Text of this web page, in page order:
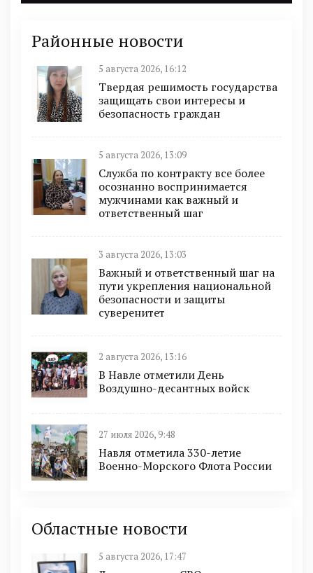
Районные новости
5 августа 2026, 16:12
Твердая решимость государства
защищать свои интересы и
безопасность граждан
5 августа 2026, 13:09
Служба по контракту все более
осознанно воспринимается
мужчинами как важный и
ответственный шаг
3 августа 2026, 13:03
Важный и ответственный шаг на
пути укрепления национальной
безопасности и защиты
суверенитет
2 августа 2026, 13:16
В Навле отметили День
Воздушно-десантных войск
27 июля 2026, 9:48
Навля отметила 330-летие
Военно-Морского Флота России
Областные новости
5 августа 2026, 17:47